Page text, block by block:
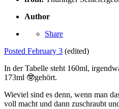
Author
Share
Posted February 3 (edited)
In der Tabelle steht 160ml,
173ml 🤓gehört.
Wieviel sind es denn, wenn man
voll macht und dann zuschraubt